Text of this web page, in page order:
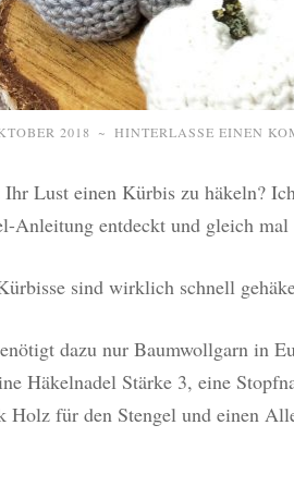
2018 ~ HINTERLASSE EINEN
Lust einen Kürbis zu häkeln?
Anleitung entdeckt und gleich
sind wirklich schnell
dazu nur Baumwollgarn in
Häkelnadel Stärke 3, eine
Holz für den Stengel und einen